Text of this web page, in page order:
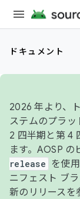
ドキュメント
2026 年より、
ステムのプラ
2 四半期と第 4
ます。AOSP の
release
を使用
ニフェスト ブ
新のリリースを